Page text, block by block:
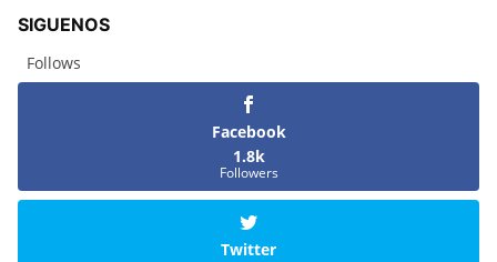
SIGUENOS
Follows
Facebook
1.8k
Followers
Twitter